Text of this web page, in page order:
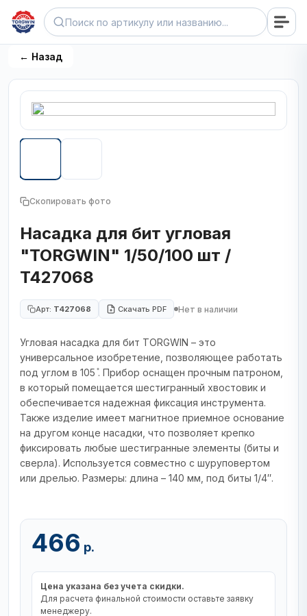
← Назад
Скопировать фото
Насадка для бит угловая
"TORGWIN" 1/50/100 шт /
T427068
Арт: T427068 Скачать PDF Нет в наличии
Угловая насадка для бит TORGWIN – это
универсальное изобретение, позволяющее работать
под углом в 105 ̊. Прибор оснащен прочным патроном,
в который помещается шестигранный хвостовик и
обеспечивается надежная фиксация инструмента.
Также изделие имеет магнитное приемное основание
на другом конце насадки, что позволяет крепко
фиксировать любые шестигранные элементы (биты и
сверла). Используется совместно с шуруповертом
или дрелью. Размеры: длина – 140 мм, под биты 1/4″.
466 р.
Цена указана без учета скидки.
Для расчета финальной стоимости оставьте заявку
менеджеру.